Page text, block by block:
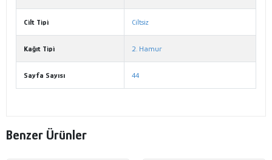
Cilt Tipi Ciltsiz
Kağıt Tipi 2. Hamur
Sayfa Sayısı 44
Benzer Ürünler